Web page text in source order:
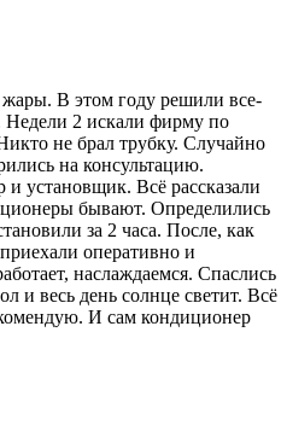
В этом году решили все-
Недели 2 искали фирму по
не брал трубку. Случайно
на консультацию.
установщик. Всё рассказали
бывают. Определились
за 2 часа. После, как
оперативно и
наслаждаемся. Спаслись
и весь день солнце светит. Всё
И сам кондиционер